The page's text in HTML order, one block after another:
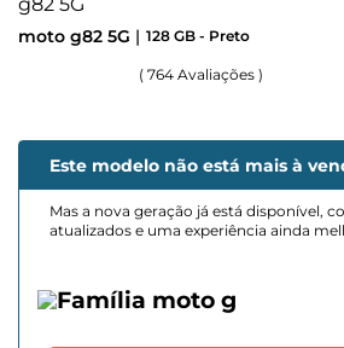
moto g82 5G 128 GB - Preto
( 764 Avaliações )
Este modelo não está mais à
Mas a nova geração já está disponível,
atualizados e uma experiência ainda
Família moto g